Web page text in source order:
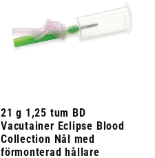
21 g 1,25 tum BD
Vacutainer Eclipse Blood
Collection Nål med
förmonterad hållare